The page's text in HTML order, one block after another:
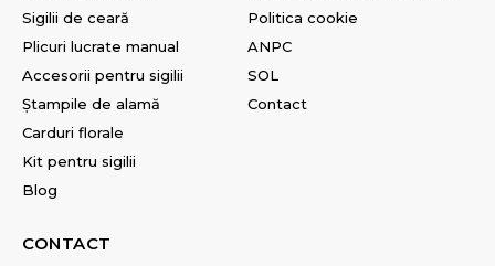
Sigilii de ceară
Plicuri lucrate manual
Accesorii pentru sigilii
Ștampile de alamă
Carduri florale
Kit pentru sigilii
Blog
Politica cookie
ANPC
SOL
Contact
CONTACT